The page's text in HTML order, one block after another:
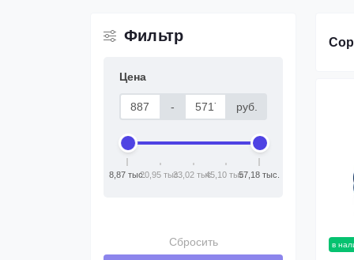
Фильтр
Цена
- руб.
8,87 тыс.20,95 тыс.33,02 тыс.45,10 тыс.57,18 тыс.
Сбросить в